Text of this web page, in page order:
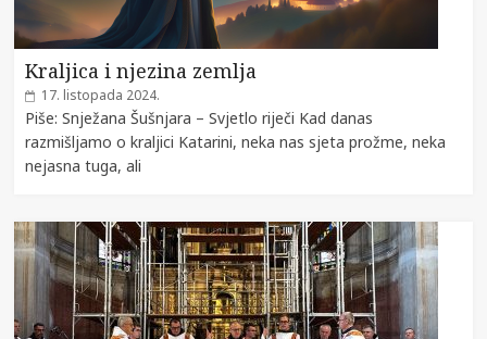
Kraljica i njezina zemlja
17. listopada 2024.
Piše: Snježana Šušnjara – Svjetlo riječi Kad danas
razmišljamo o kraljici Katarini, neka nas sjeta prožme, neka
nejasna tuga, ali